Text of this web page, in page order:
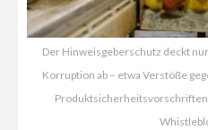
Der Hinweisgeberschutz deckt
Korruption ab – etwa Verstöße